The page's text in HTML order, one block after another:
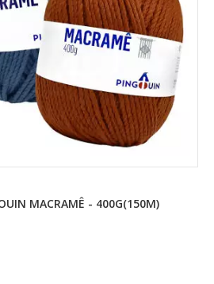
MACRAMÊ - 400G(150M)